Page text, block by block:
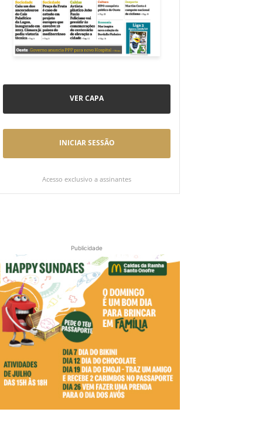
VER CAPA
INICIAR SESSÃO
Acesso exclusivo a assinantes
Publicidade